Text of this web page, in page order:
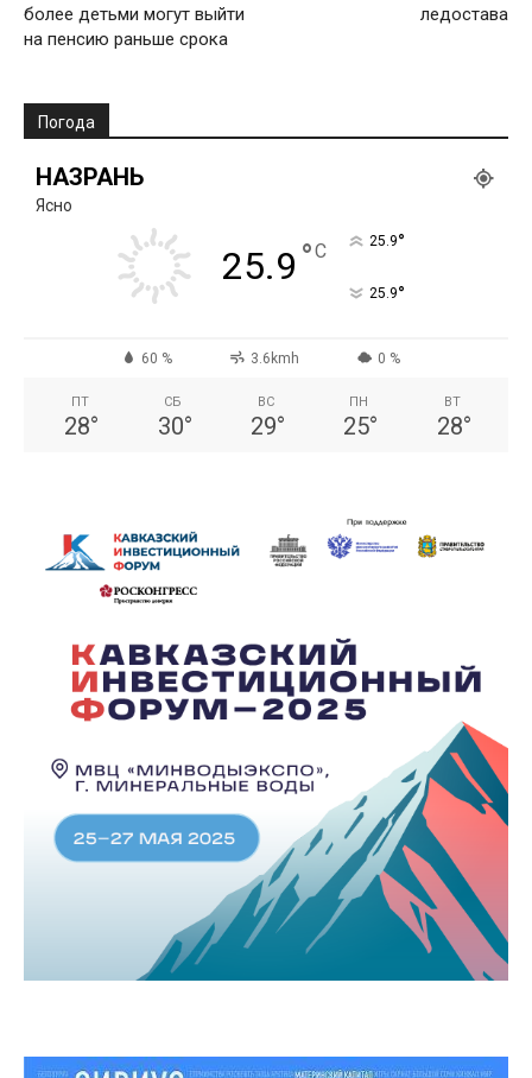
более детьми могут выйти
на пенсию раньше срока
ледостава
Погода
НАЗРАНЬ
Ясно
25.9 °C 25.9°
25.9°
60 % 3.6kmh 0 %
ПТ
28°
СБ
30°
ВС
29°
ПН
25°
ВТ
28°